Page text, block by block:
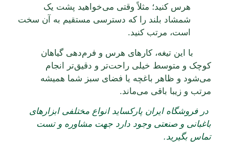
هرس کنید؛ مثلاً وقتی می‌خواهید پشت یک
شمشاد بلند را که دسترسی مستقیم به آن سخت
است، مرتب کنید.
با این تیغه، کارهای هرس و فرم‌دهی گیاهان
کوچک و متوسط خیلی راحت‌تر و دقیق‌تر انجام
می‌شود و ظاهر باغچه یا فضای سبز شما همیشه
مرتب و زیبا باقی می‌ماند.
در فروشگاه ایران پارکساید انواع مختلفی ابزارهای
باغبانی و صنعتی وجود دارد جهت مشاوره و تست
تماس بگیرید.